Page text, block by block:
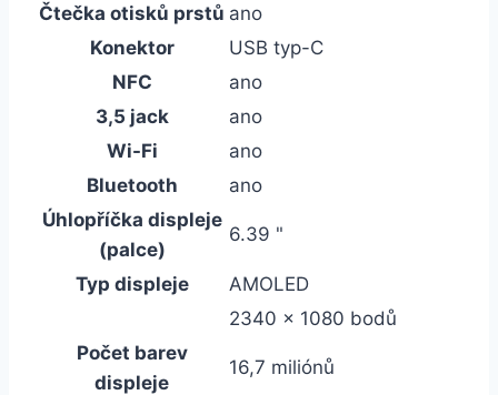
Čtečka otisků prstů ano
Konektor
USB typ-C
NFC
ano
3,5 jack
ano
Wi-Fi
ano
Bluetooth
ano
Úhlopříčka displeje
(palce)
6.39 "
Typ displeje
AMOLED
2340 x 1080 bodů
Počet barev
displeje
16,7 miliónů